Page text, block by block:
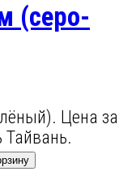
(серо-
Цена за
Тайвань.